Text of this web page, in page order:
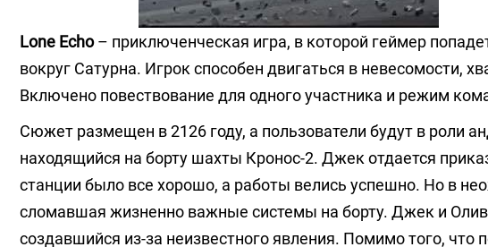
Lone Echo– приключенческая игра, в которой геймер
вокруг Сатурна. Игрок способен двигаться в невесомости,
Включено повествование для одного участника и режим
Сюжет размещен в 2126 году, а пользователи будут в роли
находящийся на борту шахты Кронос-2. Джек отдается
станции было все хорошо, а работы велись успешно. Но в
сломавшая жизненно важные системы на борту. Джек и
создавшийся из-за неизвестного явления. Помимо того, что